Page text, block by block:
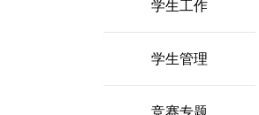
学生工作
学生管理
竞赛专题